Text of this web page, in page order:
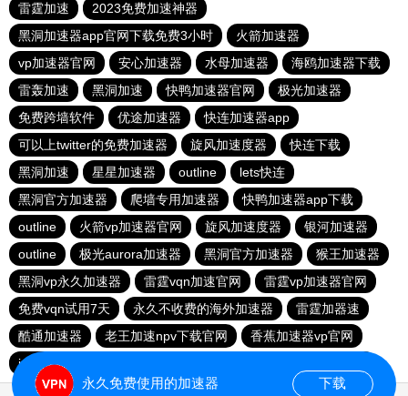
雷霆加速
2023免费加速神器
黑洞加速器app官网下载免费3小时
火箭加速器
vp加速器官网
安心加速器 水母加速器
海鸥加速器下载
雷轰加速
黑洞加速 快鸭加速器官网
极光加速器
免费跨墙软件
优途加速器
快连加速器app
可以上twitter的免费加速器
旋风加速度器
快连下载
黑洞加速
星星加速器 outline
lets快连
黑洞官方加速器
爬墙专用加速器
快鸭加速器app下载
outline
火箭vp加速器官网 旋风加速度器
银河加速器
outline
极光aurora加速器 黑洞官方加速器
猴王加速器
黑洞vp永久加速器
雷霆vqn加速官网
雷霆vp加速器官网
免费vqn试用7天
永久不收费的海外加速器
雷霆加器速
酷通加速器
老王加速npv下载官网
香蕉加速器vp官网
ios加速器
永久免费使用的加速器 下载